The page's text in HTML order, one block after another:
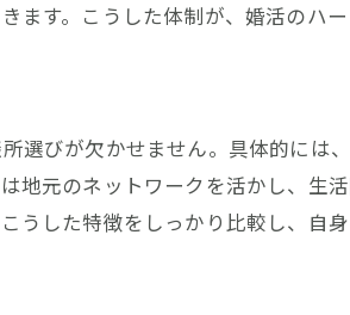
結婚相談所選びが婚活ゴールへ
結婚相談所の選択基準で婚活が
自分に合う結婚相談所を選ぶ重
未来の幸せは結婚相談所選びか
す。こうした体制が、婚活のハ
選びが欠かせません。具体的には
地元のネットワークを活かし、生
うした特徴をしっかり比較し、自